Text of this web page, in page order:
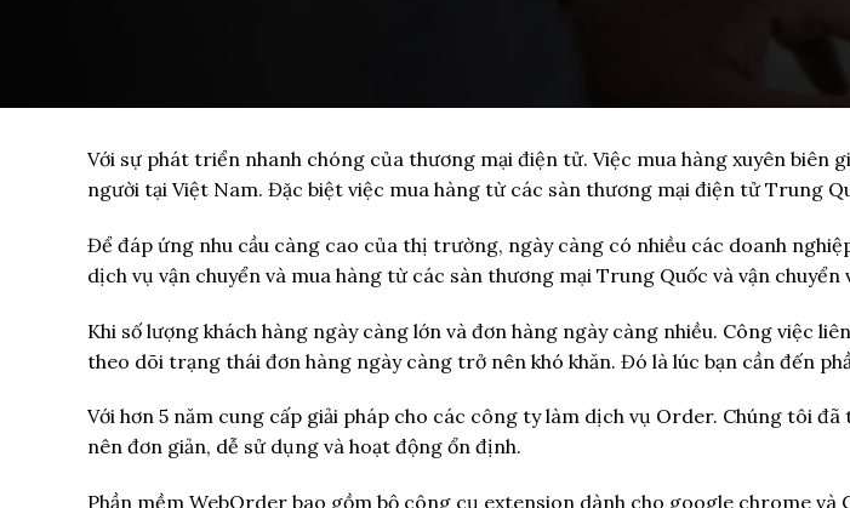
Với sự phát triển nhanh chóng của thương mại điện tử. Việc mua hàng xuyên biên
người tại Việt Nam. Đặc biệt việc mua hàng từ các sàn thương mại điện tử Trung
Để đáp ứng nhu cầu càng cao của thị trường, ngày càng có nhiều các doanh
dịch vụ vận chuyển và mua hàng từ các sàn thương mại Trung Quốc và vận chuyển
Khi số lượng khách hàng ngày càng lớn và đơn hàng ngày càng nhiều. Công việc
theo dõi trạng thái đơn hàng ngày càng trở nên khó khăn. Đó là lúc bạn cần đến
Với hơn 5 năm cung cấp giải pháp cho các công ty làm dịch vụ Order. Chúng tôi
nên đơn giản, dễ sử dụng và hoạt động ổn định.
Phần mềm WebOrder bao gồm bộ công cụ extension dành cho google chrome và